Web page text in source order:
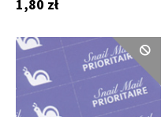
1,80 zł